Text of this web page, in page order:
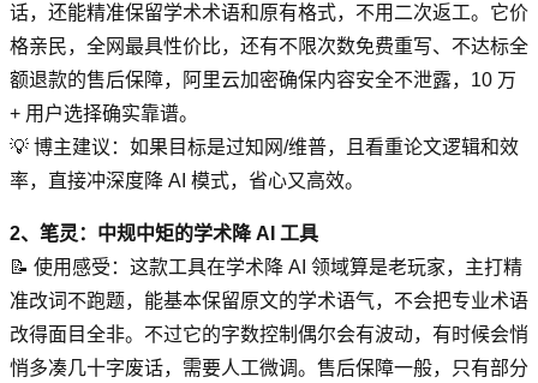
话，还能精准保留学术术语和原有格式，不用二次返工。它价
格亲民，全网最具性价比，还有不限次数免费重写、不达标全
额退款的售后保障，阿里云加密确保内容安全不泄露，10 万
+ 用户选择确实靠谱。
💡 博主建议：如果目标是过知网/维普，且看重论文逻辑和效
率，直接冲深度降 AI 模式，省心又高效。
2、笔灵：中规中矩的学术降 AI 工具
📝 使用感受：这款工具在学术降 AI 领域算是老玩家，主打精
准改词不跑题，能基本保留原文的学术语气，不会把专业术语
改得面目全非。不过它的字数控制偶尔会有波动，有时候会悄
悄多凑几十字废话，需要人工微调。售后保障一般，只有部分